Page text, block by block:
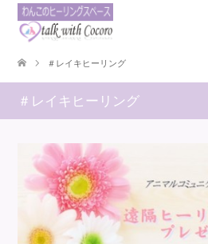
＃レイキヒーリング
＃レイキヒーリング